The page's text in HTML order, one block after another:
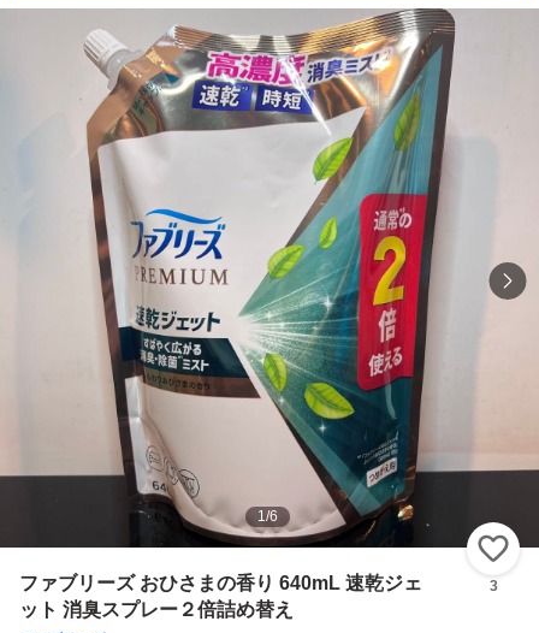
1/6
ファブリーズ おひさまの香り 640mL 速乾ジェ
ット 消臭スプレー２倍詰め替え
3